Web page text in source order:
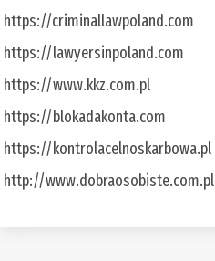
https://criminallawpoland.com
https://lawyersinpoland.com
https://www.kkz.com.pl
https://blokadakonta.com
https://kontrolacelnoskarbowa.pl
http://www.dobraosobiste.com.pl